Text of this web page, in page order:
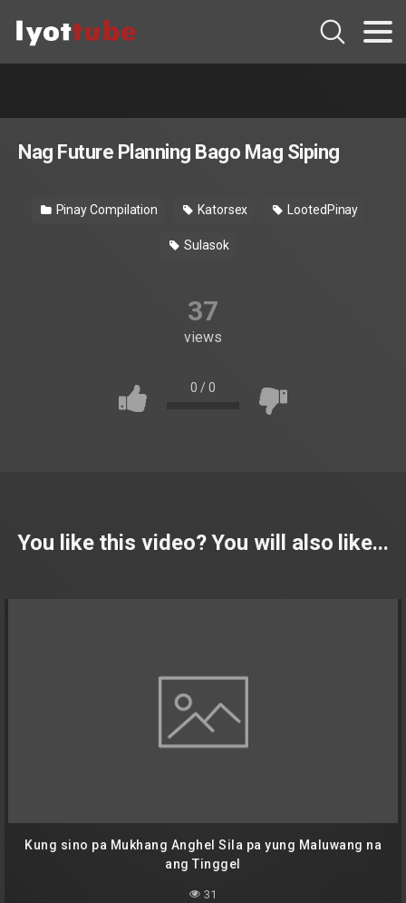
Nag Future Planning Bago Mag Siping
Pinay Compilation Katorsex LootedPinay
Sulasok
37
views
0 /0
You like this video? You will also like...
Kung sino pa Mukhang Anghel Sila pa yung Maluwang na
ang Tinggel
31